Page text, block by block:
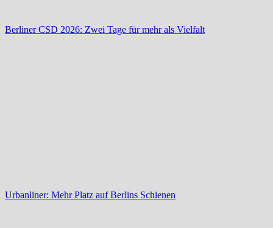
Berliner CSD 2026: Zwei Tage für mehr als Vielfalt
Urbanliner: Mehr Platz auf Berlins Schienen